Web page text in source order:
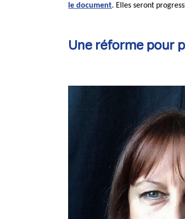
le document. Elles seront
Une réforme pour